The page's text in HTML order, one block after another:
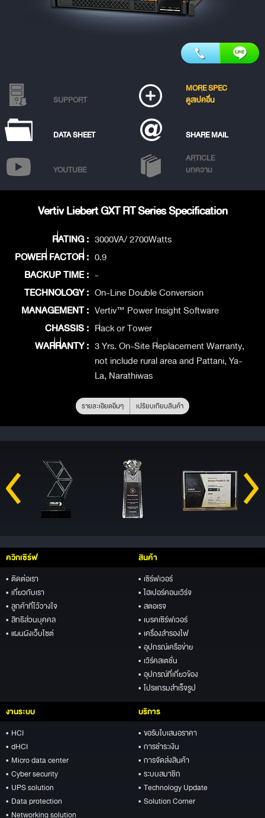
SUPPORT
MORE SPEC
ดูสเปคอื่น
DATA SHEET SHARE MAIL
YOUTUBE
ARTICLE
บทความ
Vertiv Liebert GXT RT Series Specification
RATING : 3000VA/ 2700Watts
POWER FACTOR : 0.9
BACKUP TIME : -
TECHNOLOGY : On-Line Double Conversion
MANAGEMENT : Vertiv™ Power Insight Software
CHASSIS : Rack or Tower
WARRANTY : 3 Yrs. On-Site Replacement Warranty,
not include rural area and Pattani, Ya-
La, Narathiwas
รายละเอียดอื่นๆ เปรียบเทียบสินค้า
ควิกเซิร์ฟ
• ติดต่อเรา
• เกี่ยวกับเรา
• ลูกค้าที่ไว้วางใจ
• สิทธิส่วนบุคคล
• แผนผังเว็บไซต์
สินค้า
• เซิร์ฟเวอร์
• ไฮเปอร์คอนเวิร์จ
• สตอเรจ
• เบรคเซิร์ฟเวอร์
• เครื่องสำรองไฟ
• อุปกรณ์เครือข่าย
• เวิร์คสเตชั่น
• อุปกรณ์ที่เกี่ยวข้อง
• โปรแกรมสำเร็จรูป
งานระบบ
• HCI
• dHCI
• Micro data center
• Cyber security
• UPS solution
• Data protection
• Networking solution
บริการ
• ขอรับใบเสนอราคา
• การชำระเงิน
• การจัดส่งสินค้า
• ระบบสมาชิก
• Technology Update
• Solution Corner